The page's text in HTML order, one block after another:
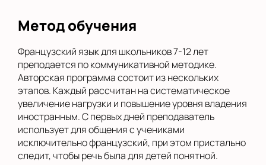
Метод обучения
Французский язык для школьников 7-12 лет
преподается по коммуникативной методике.
Авторская программа состоит из нескольких
этапов. Каждый рассчитан на систематическое
увеличение нагрузки и повышение уровня владения
иностранным. С первых дней преподаватель
использует для общения с учениками
исключительно французский, при этом пристально
следит, чтобы речь была для детей понятной.